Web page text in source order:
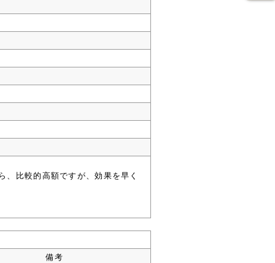
比較的高額ですが、効果を早く
備考